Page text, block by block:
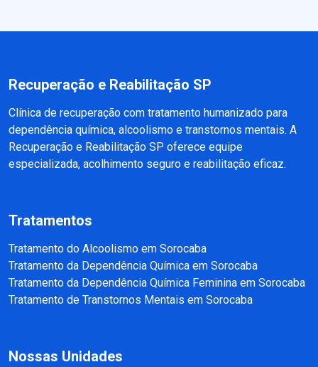
Recuperação e Reabilitação SP
Clínica de recuperação com tratamento humanizado para
dependência química, alcoolismo e transtornos mentais. A
Recuperação e Reabilitação SP oferece equipe
especializada, acolhimento seguro e reabilitação eficaz.
Tratamentos
Tratamento do Alcoolismo em Sorocaba
Tratamento da Dependência Química em Sorocaba
Tratamento da Dependência Química Feminina em Sorocaba
Tratamento de Transtornos Mentais em Sorocaba
Nossas Unidades